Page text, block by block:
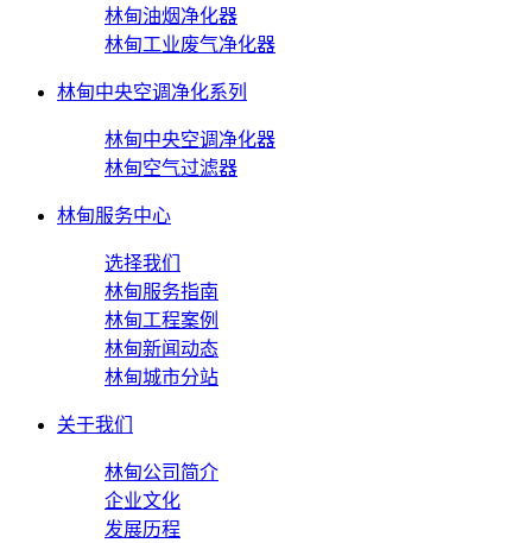
林甸油烟净化器
林甸工业废气净化器
林甸中央空调净化系列
林甸中央空调净化器
林甸空气过滤器
林甸服务中心
选择我们
林甸服务指南
林甸工程案例
林甸新闻动态
林甸城市分站
关于我们
林甸公司简介
企业文化
发展历程